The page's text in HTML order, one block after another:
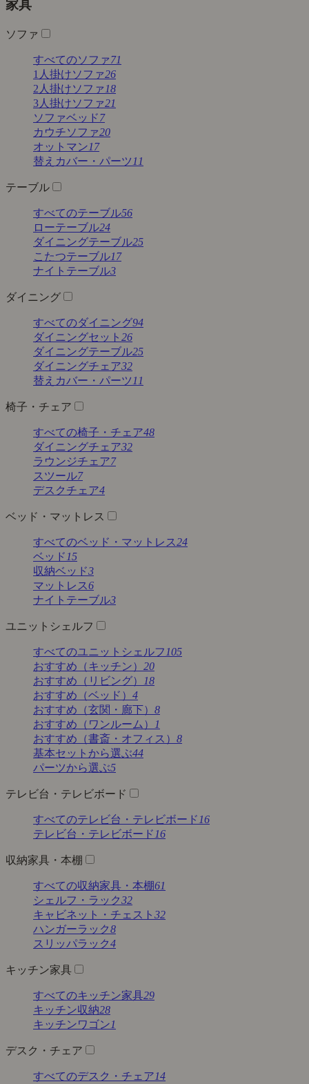
家具
ソファ
すべてのソファ71
1人掛けソファ26
2人掛けソファ 18
3人掛けソファ21
ソファベッド7
カウチソファ20
オットマン17
替えカバー・パーツ 11
テーブル
すべてのテーブル56
ローテーブル24
ダイニングテーブル25
こたつテーブル17
ナイトテーブル3
ダイニング
すべてのダイニング94
ダイニングセット 26
ダイニングテーブル25
ダイニングチェア32
替えカバー・パーツ 11
椅子・チェア
すべての椅子・チェア48
ダイニングチェア32
ラウンジチェア7
スツール7
デスクチェア4
ベッド・マットレス
すべてのベッド・マットレス24
ベッド 15
収納ベッド3
マットレス6
ナイトテーブル3
ユニットシェルフ
すべてのユニットシェルフ 105
おすすめ（キッチン） 20
おすすめ（リビング）
18
おすすめ（ベッド） 4
おすすめ（玄関・廊下） 8
おすすめ（ワンルーム）
1
おすすめ（書斎・オフィス） 8
基本セットから選ぶ44
パーツから選ぶ5
テレビ台・テレビボード
すべてのテレビ台・テレビボード 16
テレビ台・テレビボード 16
収納家具・本棚
すべての収納家具・本棚61
シェルフ・ラック32
キャビネット・チェスト 32
ハンガーラック8
スリッパラック4
キッチン家具
すべてのキッチン家具29
キッチン収納28
キッチンワゴン1
デスク・チェア
すべてのデスク・チェア14